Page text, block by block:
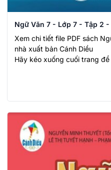
Ngữ Văn 7 - Lớp 7 - Tập 2 -
Xem chi tiết file PDF sách
nhà xuất bản Cánh Diều
Hãy kéo xuống cuối trang